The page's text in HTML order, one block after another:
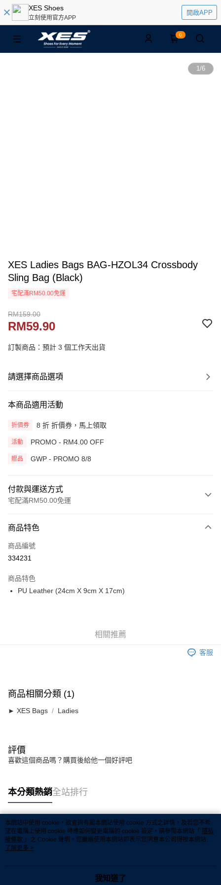
XES Shoes
立刻使用官方APP
開啟APP
0
1/6
XES Ladies Bags BAG-HZOL34 Crossbody
Sling Bag (Black)
宅配滿RM50.00免運
RM159.00
RM59.90
訂製商品：預計 3 個工作天出貨
請選擇商品選項
本商品適用活動
折價券 8 折 折價券，馬上領取
活動 PROMO - RM4.00 OFF
贈品 GWP - PROMO 8/8
付款與運送方式
宅配滿RM50.00免運
信用卡一次付清
網路銀行
僅支援 Maybank、 CIMB Bank、Public Bank、RHB Bank、Hong Leong
Bank、Bank Islam、AmBank、BSN Bank
Touch 'n Go
查看運費
宅配
商品特色
商品編號
334231
商品特色
PU Leather (24cm X 9cm X 17cm)
相關推薦
客服
商品相關分類 (1)
► XES Bags Ladies
評價
喜歡這個商品嗎？購買後給他一個好評吧
本分類熱銷全站排行
熱門標籤
熱銷排行
本網站中使用 cookie，欲查詢有關本網站使用 cookie 方式之詳情，及若您不希
望在電腦上使用 cookie 時應如何變更電腦的 cookie 設定，請參閱本網站「 隱私
權條款 」之 Cookie 聲明。您繼續使用本網站即表示您同意本公司得按本網站使
用條款之 Cookie 聲明使用 cookie。
了解更多 >
我知道了